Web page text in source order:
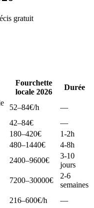
gratuit
Fourchette
locale 2026
Durée
52–84€/h
—
42–84€
—
180–420€
1-2h
480–1440€
4-8h
2400–9600€
3-10
jours
7200–30000€
2-6
semaines
216–600€/h —